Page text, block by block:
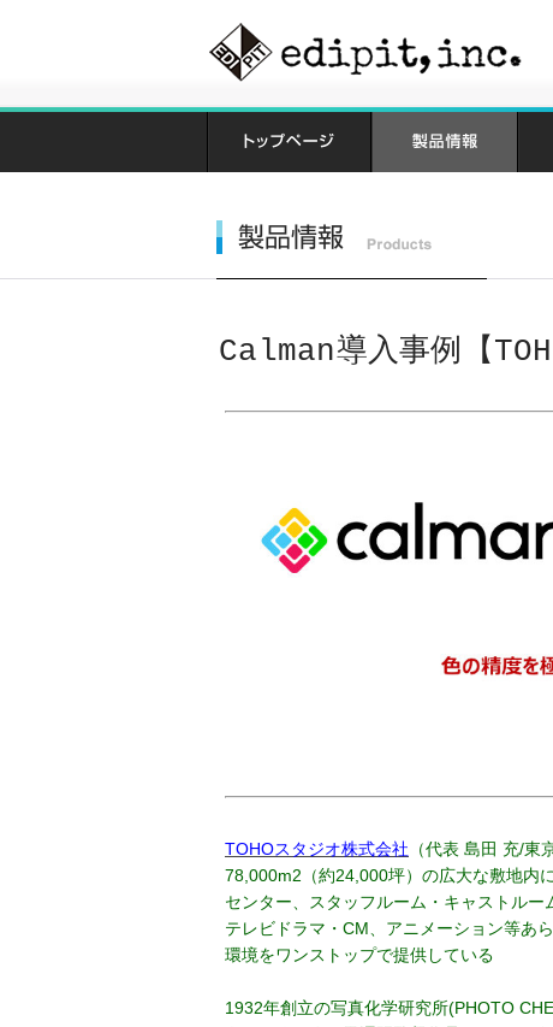
Calman導入事例【
TOHOスタジオ株式会社 （代表 島田 充/
78,000m2（約24,000坪）の広大な敷地内
センター、スタッフルーム・キャストル
テレビドラマ・CM、アニメーション等あ
環境をワンストップで提供している
1932年創立の写真化学研究所(PHOTO